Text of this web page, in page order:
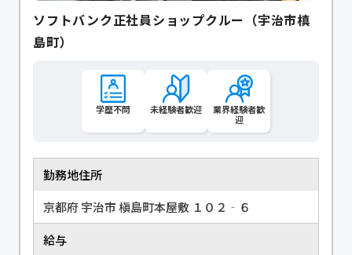
ソフトバンク正社員ショップクルー（宇治市槙
島町）
学歴不問 未経験者歓迎
業界経験者歓
迎
勤務地住所
京都府 宇治市 槇島町本屋敷 １０２‐６
給与